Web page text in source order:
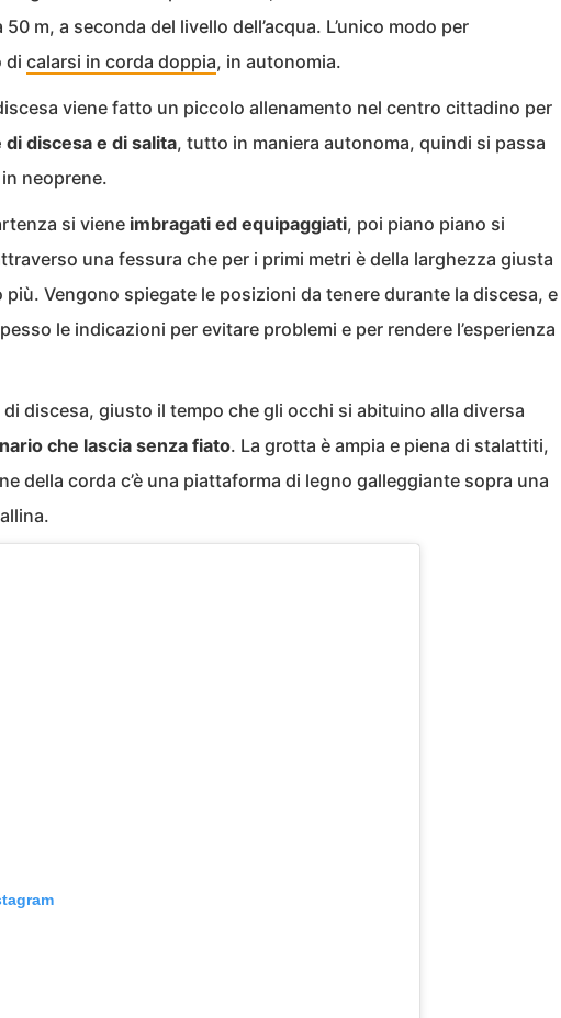
50 m, a seconda del livello dell’acqua. L’unico modo per
di calarsi in corda doppia, in autonomia.
viene fatto un piccolo allenamento nel centro cittadino per
discesa e di salita, tutto in maniera autonoma, quindi si passa
neoprene.
si viene imbragati ed equipaggiati, poi piano piano si
una fessura che per i primi metri è della larghezza giusta
più. Vengono spiegate le posizioni da tenere durante la discesa, e
le indicazioni per evitare problemi e per rendere l’esperienza
discesa, giusto il tempo che gli occhi si abituino alla diversa
che lascia senza fiato. La grotta è ampia e piena di stalattiti,
della corda c’è una piattaforma di legno galleggiante sopra una